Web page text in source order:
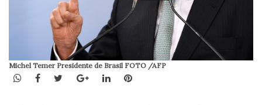
Michel Temer Presidente de Brasil FOTO /AFP
WhatsApp
Facebook
TwitterGoogle+LinkedInPinterest